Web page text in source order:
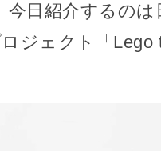
日紹介するのは
ジェクト「Lego